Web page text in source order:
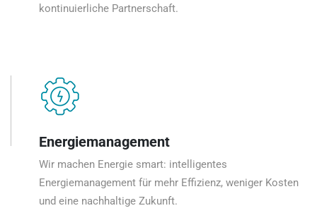
kontinuierliche Partnerschaft.
Energiemanagement
Wir machen Energie smart: intelligentes
Energiemanagement für mehr Effizienz, weniger Kosten
und eine nachhaltige Zukunft.